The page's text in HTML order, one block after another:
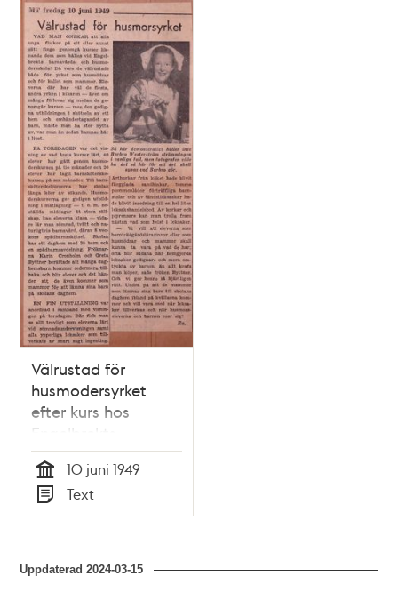
Välrustad för
husmodersyrket
efter kurs hos
Engelbrekts
barnavårds- och
husmodersskola
Tid
10 juni 1949
Typ
Text
Uppdaterad2024-03-15